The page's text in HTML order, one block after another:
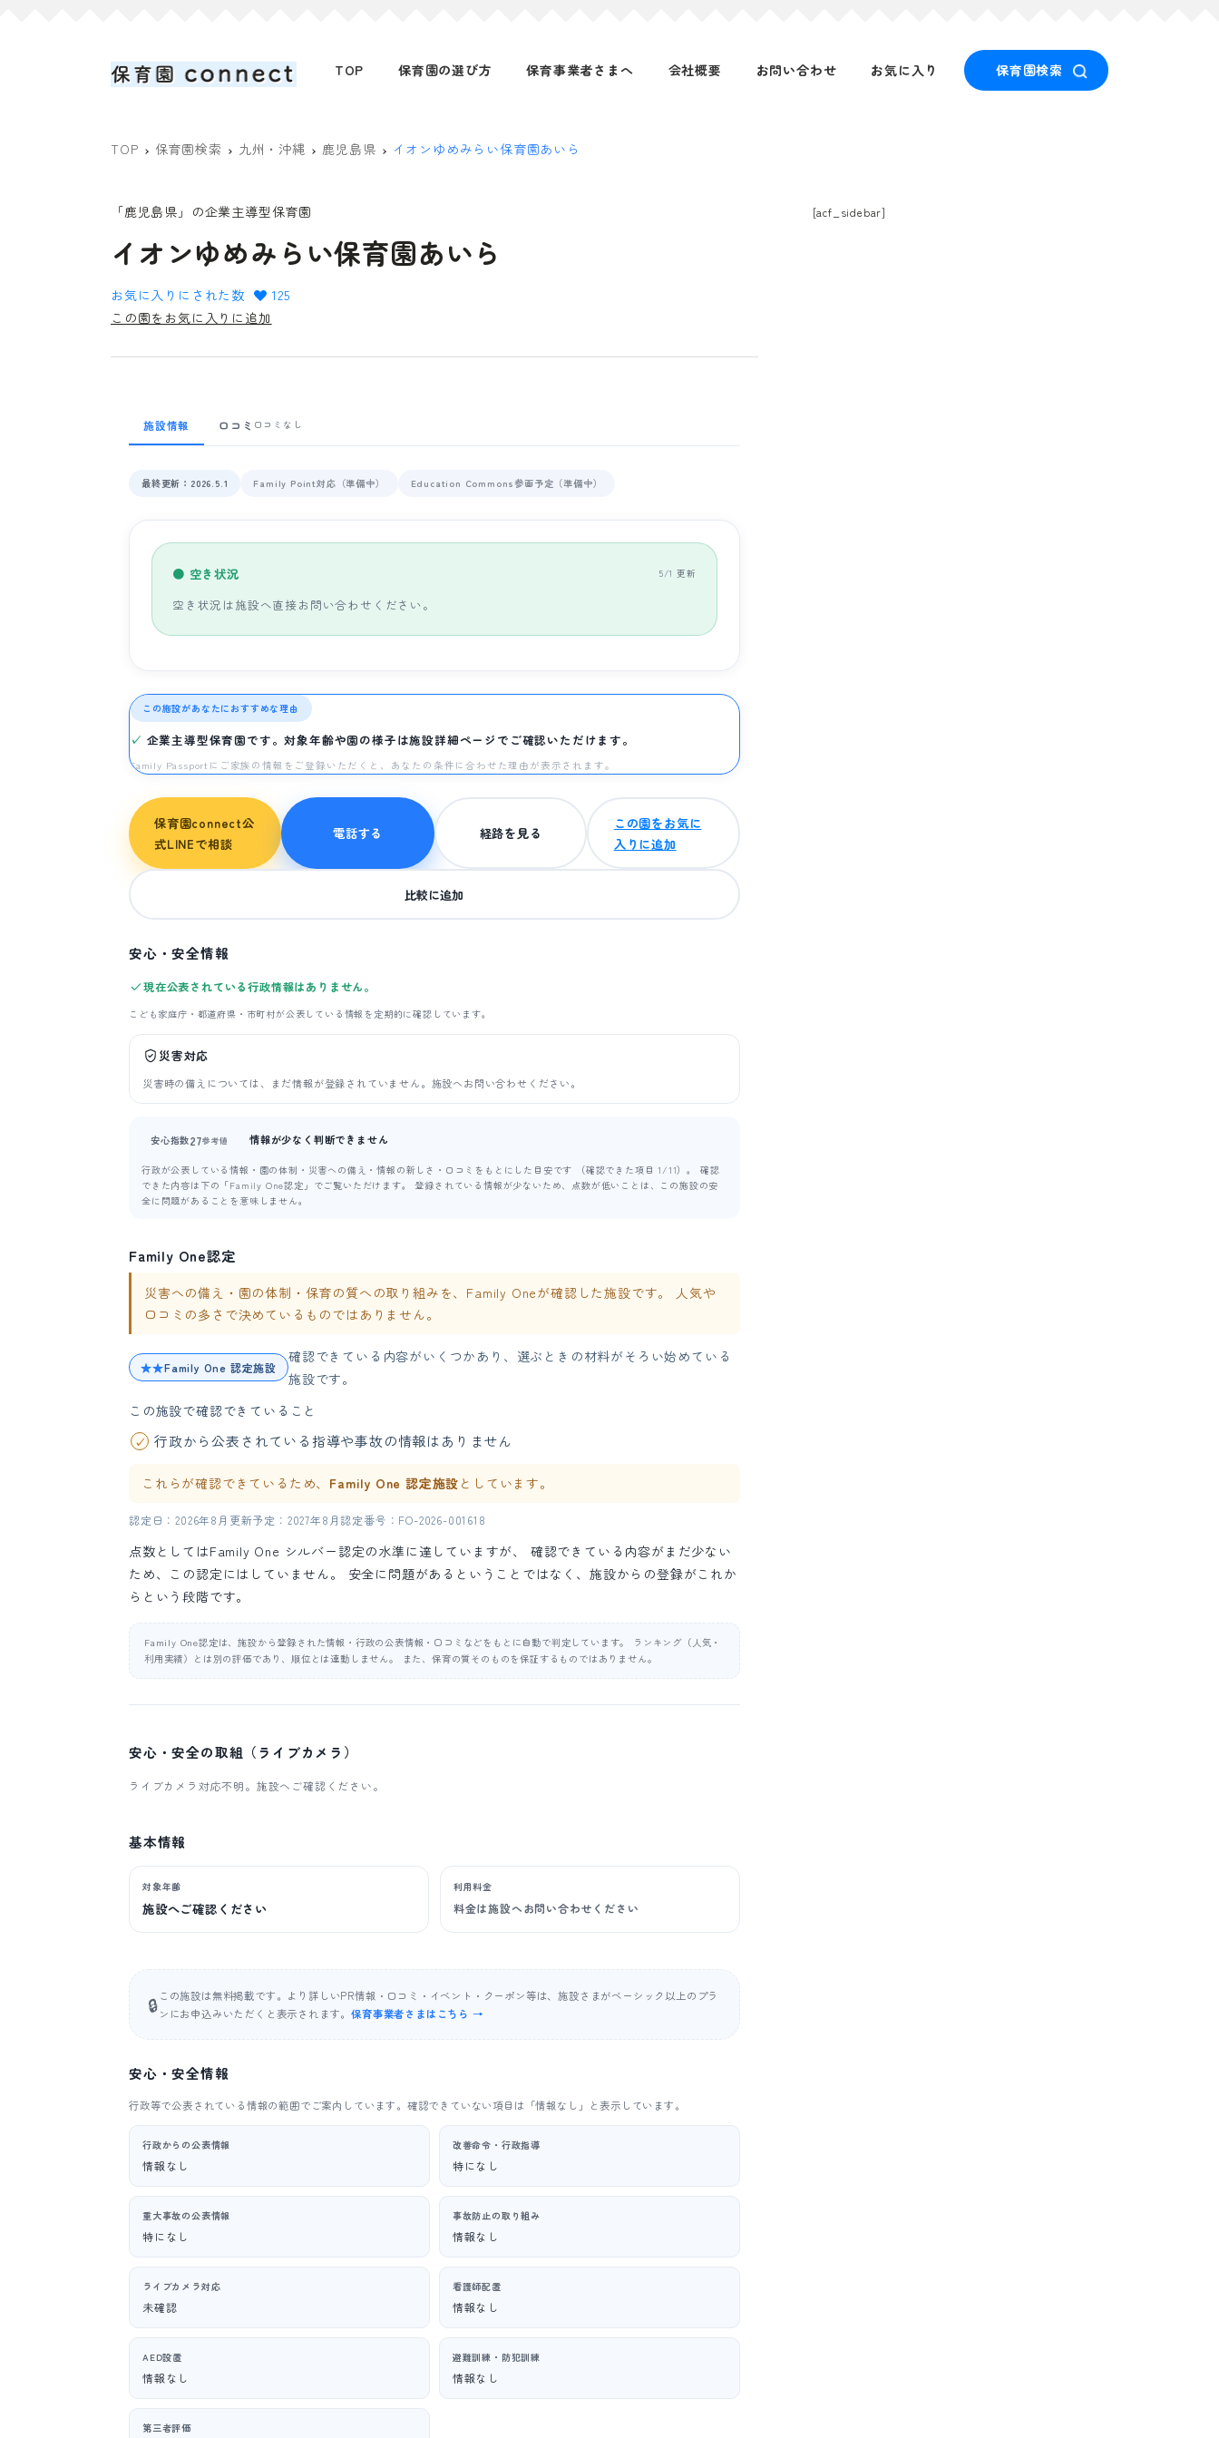
TOP 保育園の選び方 保育事業者さまへ 会社概要 お問い合わせ お気に入り 保育園検索
TOP 保育園検索 九州・沖縄 鹿児島県 イオンゆめみらい保育園あいら
「鹿児島県」の企業主導型保育園
イオンゆめみらい保育園あいら
お気に入りにされた数
125
この園をお気に入りに追加
施設情報 口コミ 口コミなし
最終更新：2026.5.1 Family Point対応（準備中） Education Commons参画予定（準備中）
● 空き状況 5/1 更新
空き状況は施設へ直接お問い合わせください。
この施設があなたにおすすめな理由
企業主導型保育園です。対象年齢や園の様子は施設詳細ページでご確認いただけます。
Family Passportにご家族の情報をご登録いただくと、あなたの条件に合わせた理由が表示されます。
保育園connect公
式LINEで相談
電話する 経路を見る
この園をお気に
入りに追加
比較に追加
安心・安全情報
現在公表されている行政情報はありません。
こども家庭庁・都道府県・市町村が公表している情報を定期的に確認しています。
災害対応
災害時の備えについては、まだ情報が登録されていません。施設へお問い合わせください。
安心指数27参考値 情報が少なく判断できません
行政が公表している情報・園の体制・災害への備え・情報の新しさ・口コミをもとにした目安です （確認できた項目 1/11）。 確認
できた内容は下の「Family One認定」でご覧いただけます。 登録されている情報が少ないため、点数が低いことは、この施設の安
全に問題があることを意味しません。
Family One認定
災害への備え・園の体制・保育の質への取り組みを、Family Oneが確認した施設です。 人気や
口コミの多さで決めているものではありません。
★★Family One 認定施設
確認できている内容がいくつかあり、選ぶときの材料がそろい始めている
施設です。
この施設で確認できていること
行政から公表されている指導や事故の情報はありません
これらが確認できているため、 Family One 認定施設 としています。
認定日：2026年8月 更新予定：2027年8月認定番号：FO-2026-001618
点数としてはFamily One シルバー認定の水準に達していますが、 確認できている内容がまだ少ない
ため、この認定にはしていません。 安全に問題があるということではなく、施設からの登録がこれか
らという段階です。
Family One認定は、施設から登録された情報・行政の公表情報・口コミなどをもとに自動で判定しています。 ランキング（人気・
利用実績）とは別の評価であり、順位とは連動しません。 また、保育の質そのものを保証するものではありません。
安心・安全の取組（ライブカメラ）
ライブカメラ対応不明。施設へご確認ください。
基本情報
対象年齢
施設へご確認ください
利用料金
料金は施設へお問い合わせください
🔒この施設は無料掲載です。より詳しいPR情報・口コミ・イベント・クーポン等は、施設さまがベーシック以上のプラ
ンにお申込みいただくと表示されます。保育事業者さまはこちら →
安心・安全情報
行政等で公表されている情報の範囲でご案内しています。確認できていない項目は「情報なし」と表示しています。
行政からの公表情報
情報なし
改善命令・行政指導
特になし
重大事故の公表情報
特になし
事故防止の取り組み
情報なし
ライブカメラ対応
未確認
看護師配置
情報なし
AED設置
情報なし
避難訓練・防犯訓練
情報なし
第三者評価
[acf_sidebar]